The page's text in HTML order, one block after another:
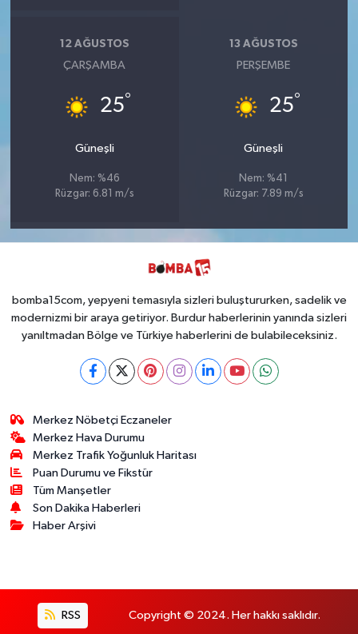
12 AĞUSTOS
ÇARŞAMBA
25°
Güneşli
Nem: %46
Rüzgar: 6.81 m/s
13 AĞUSTOS
PERŞEMBE
25°
Güneşli
Nem: %41
Rüzgar: 7.89 m/s
bomba15com, yepyeni temasıyla sizleri buluştururken, sadelik ve
modernizmi bir araya getiriyor. Burdur haberlerinin yanında sizleri
yanıltmadan Bölge ve Türkiye haberlerini de bulabileceksiniz.
Merkez Nöbetçi Eczaneler
Merkez Hava Durumu
Merkez Trafik Yoğunluk Haritası
Puan Durumu ve Fikstür
Tüm Manşetler
Son Dakika Haberleri
Haber Arşivi
RSS Copyright © 2024. Her hakkı saklıdır.